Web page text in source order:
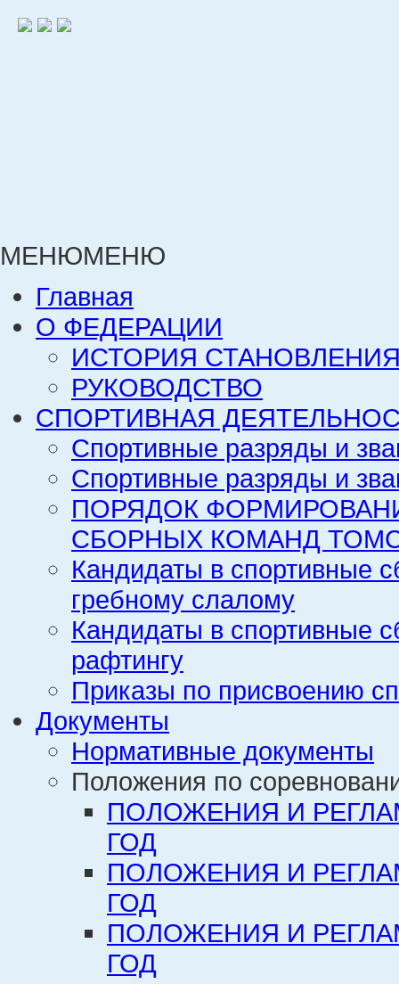
МЕНЮМЕНЮ
Главная
О ФЕДЕРАЦИИ
ИСТОРИЯ
РУКОВОДСТВО
СПОРТИВНАЯ
Спортивные разряды и
Спортивные разряды и
ПОРЯДОК
СБОРНЫХ КОМАНД
Кандидаты в спортивные
гребному слалому
Кандидаты в спортивные
рафтингу
Приказы по присвоению
Документы
Нормативные документы
Положения по
ПОЛОЖЕНИЯ И
ГОД
ПОЛОЖЕНИЯ И
ГОД
ПОЛОЖЕНИЯ И
ГОД